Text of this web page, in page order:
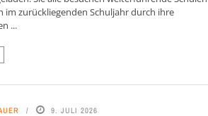
im zurückliegenden Schuljahr durch ihre
...
9. JULI 2026